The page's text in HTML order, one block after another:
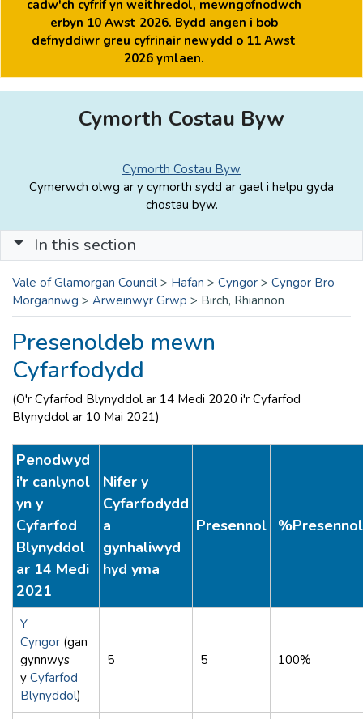
cadw'ch cyfrif yn weithredol, mewngofnodwch
erbyn 10 Awst 2026. Bydd angen i bob
defnyddiwr greu cyfrinair newydd o 11 Awst
2026 ymlaen.
Cymorth Costau Byw
Cymorth Costau Byw
Cymerwch olwg ar y cymorth sydd ar gael i helpu gyda
chostau byw.
In this section
Vale of Glamorgan Council > Hafan > Cyngor > Cyngor Bro
Morgannwg > Arweinwyr Grwp > Birch, Rhiannon
Presenoldeb mewn
Cyfarfodydd
(O'r Cyfarfod Blynyddol ar 14 Medi 2020 i'r Cyfarfod
Blynyddol ar 10 Mai 2021)
Penodwyd
i'r canlynol
yn y
Cyfarfod
Blynyddol
ar 14 Medi
2021
Nifer y
Cyfarfodydd
a
gynhaliwyd
hyd yma
Presennol
Y
Cyngor (gan
gynnwys
y Cyfarfod
Blynyddol)
5 5 100%